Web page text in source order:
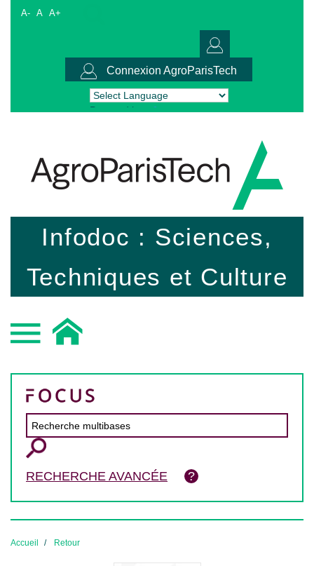
A- A A+
Connexion AgroParisTech
Powered by Translate
Infodoc : Sciences,
Techniques et Culture
RECHERCHE AVANCÉE
Accueil Retour